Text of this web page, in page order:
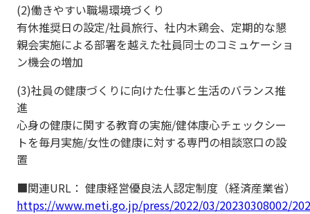
(2)働きやすい職場環境づくり
有休推奨日の設定/社員旅行、社内木鶏会、定期的な懇
親会実施による部署を越えた社員同士のコミュケーショ
ン機会の増加
(3)社員の健康づくりに向けた仕事と生活のバランス推
進
心身の健康に関する教育の実施/健体康心チェックシー
トを毎月実施/女性の健康に対する専門の相談窓口の設
置
■関連URL： 健康経営優良法人認定制度（経済産業省）
https://www.meti.go.jp/press/2022/03/20230308002/